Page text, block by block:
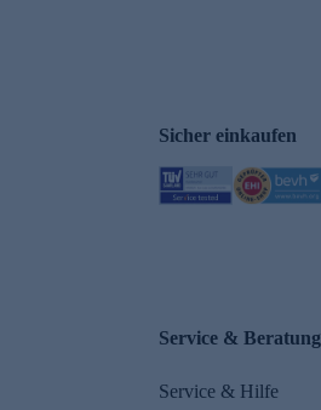
Sicher einkaufen
Service & Beratung
Service & Hilfe